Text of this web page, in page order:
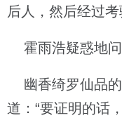
后人，然后经过考
霍雨浩疑惑地问
幽香绮罗仙品的
道：“要证明的话